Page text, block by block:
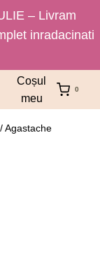
– Livram
inradacinati
Coșul
meu
0
/Agastache